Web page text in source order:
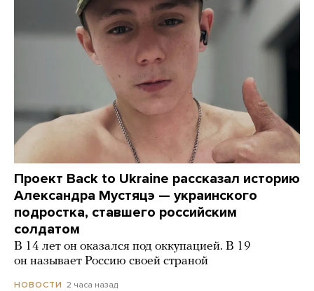
Проект Back to Ukraine рассказал историю
Александра Мустяцэ — украинского
подростка, ставшего российским
солдатом
В 14 лет он оказался под оккупацией. В 19
он называет Россию своей страной
НОВОСТИ 2 часа назад